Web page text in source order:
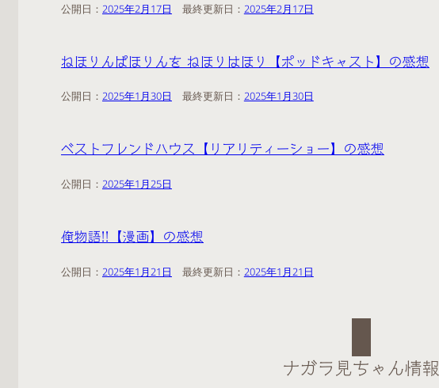
公開日： 2025年2月17日 2025年2月17日
ねほりんぱほりんを ねほりはほり【ポッドキャスト】の感想
公開日： 2025年1月30日 2025年1月30日
ベストフレンドハウス【リアリティーショー】の感想
公開日： 2025年1月25日
俺物語!!【漫画】の感想
公開日： 2025年1月21日 2025年1月21日
ナガラ見ちゃん情報